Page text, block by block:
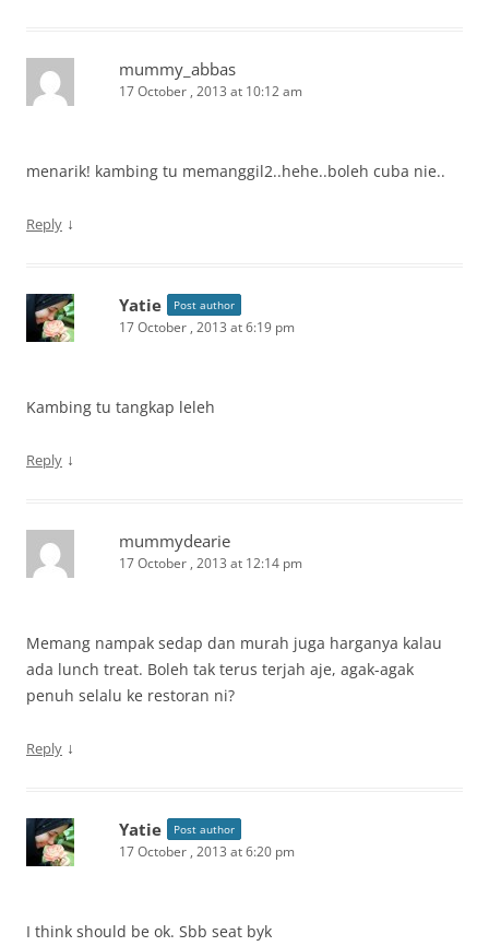
mummy_abbas
17 October , 2013 at 10:12 am
menarik! kambing tu memanggil2..hehe..boleh cuba nie..
Reply ↓
Yatie Post author
17 October , 2013 at 6:19 pm
Kambing tu tangkap leleh
Reply ↓
mummydearie
17 October , 2013 at 12:14 pm
Memang nampak sedap dan murah juga harganya kalau
ada lunch treat. Boleh tak terus terjah aje, agak-agak
penuh selalu ke restoran ni?
Reply ↓
Yatie Post author
17 October , 2013 at 6:20 pm
I think should be ok. Sbb seat byk